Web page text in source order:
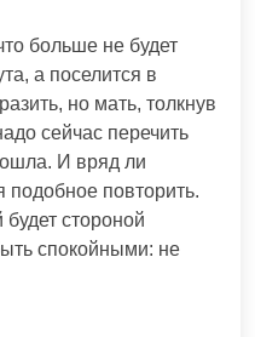
больше не будет
а поселится в
но мать, толкнув
сейчас перечить
И вряд ли
повторить.
стороной
спокойными: не